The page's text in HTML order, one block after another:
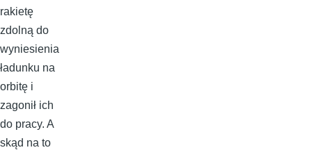
rakietę
zdolną do
wyniesienia
ładunku na
orbitę i
zagonił ich
do pracy. A
skąd na to